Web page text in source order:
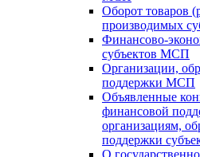
Оборот товаров
производимых
Финансово-
субъектов МСП
Организации,
поддержки МСП
Объявленные
финансовой
организациям,
поддержки